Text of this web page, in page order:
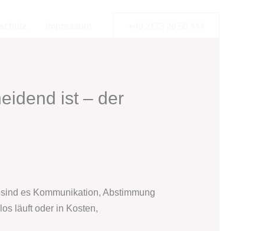
ist – der
es Kommunikation, Abstimmung
läuft oder in Kosten,